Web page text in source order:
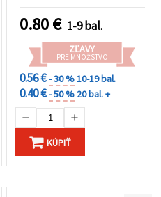
0.80€ 1-9 bal.
ZĽAVY
PRE MNOŽSTVO
0.56 €- 30 %10-19 bal.
0.40 €- 50 % 20 bal. +
KÚPIŤ